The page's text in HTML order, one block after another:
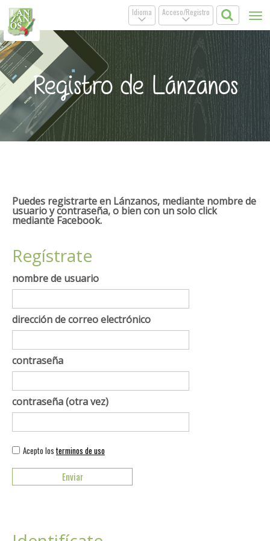
Acceso/Registro
.
Idioma
.
Registro de Lánzanos
Puedes registrarte en Lánzanos, mediante nombre de
usuario y contraseña, o bien con un solo click
mediante Facebook.
Regístrate
nombre de usuario
dirección de correo electrónico
contraseña
contraseña (otra vez)
Acepto los terminos de uso